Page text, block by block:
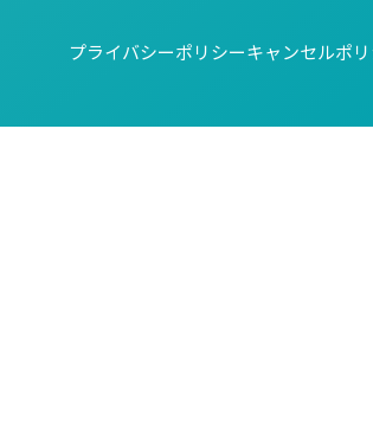
プライバシーポリシーキャンセルポ